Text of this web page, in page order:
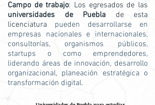
Campo de trabajo: Los egresados de las
universidades de Puebla de esta
licenciatura pueden desarrollarse en
empresas nacionales e internacionales,
consultorías, organismos públicos,
startups o como emprendedores,
liderando áreas de innovación, desarrollo
organizacional, planeación estratégica o
transformación digital.